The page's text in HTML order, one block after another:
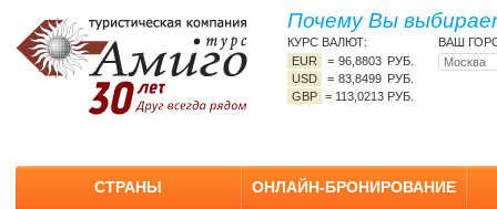
Почему Вы
КУРС ВАЛЮТ:
EUR
=96,8803 РУБ.
USD
=83,8499 РУБ.
GBP = 113,0213 РУБ.
ВАШ
СТРАНЫ ОНЛАЙН-БРОНИРОВАНИЕ